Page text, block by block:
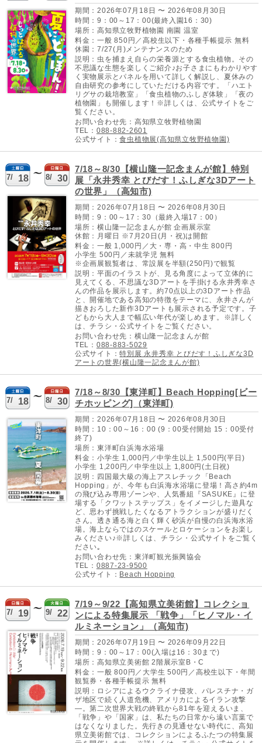
期間：2026年07月18日 〜 2026年08月30日
時間：9：00～17：00(最終入園16：30)
場所：高知県立牧野植物園 南園 温室
料金：一般 850円／高校生以下・各種手帳提示 無料
休園：7/27(月)メンテナンスのため
説明：虫を捕まえ自らの栄養源とする食虫植物。その
不思議な生態を楽しくご紹介♪お子さまにもわかりやす
く実物展示とパネルを用いて詳しく解説し、夏休みの
自由研究の参考にしていただける内容です。「ハエト
リグサの栽培教室」「食虫植物のふしぎ体験」「夜の
植物園」も開催します！※詳しくは、公式サイトをご
覧ください。
お問い合わせ先：高知県立牧野植物園
TEL： 088-882-2601
公式サイト：食虫植物展(高知県立牧野植物園)
7/ 18 8/ 30
7/18～8/30【横山隆一記念まんが館】特別
展「永井秀幸 とびだす！ふしぎな3Dアート
の世界」（高知市)
期間：2026年07月18日 〜 2026年08月30日
時間：9：00～17：30（最終入場17：00）
場所：横山隆一記念まんが館 企画展示室
休館：月曜日 ※7月20日(月・祝)は開館
料金：一般 1,000円／大・専・高・中生 800円
小学生 500円／未就学児 無料
※企画展観覧者は、常設展を半額(250円)で観覧
説明：平面のイラストが、見る角度によって立体的に
見えてくる、不思議な3Dアートを手掛ける永井秀幸さ
んの作品を展示します。約70点以上の3Dアート作品
と、開催地である高知の特徴をテーマに、永井さんが
描きおろした新作3Dアートも展示される予定です。子
どもから大人まで幅広い年代が楽しめます。※詳しく
は、チラシ・公式サイトをご覧ください。
お問い合わせ先：横山隆一記念まんが館
TEL： 088-883-5029
公式サイト：特別展 永井秀幸 とびだす！ふしぎな3D
アートの世界(横山隆一記念まんが館)
7/ 18 8/ 30
7/18～8/30【東洋町】Beach Hopping[ビー
チホッピング]（東洋町)
期間：2026年07月18日 〜 2026年08月30日
時間：10：00～16：00 (9：00受付開始 15：00受付
終了)
場所：東洋町白浜海水浴場
料金：小学生 1,000円／中学生以上 1,500円(平日)
小学生 1,200円／中学生以上 1,800円(土日祝)
説明：四国最大級の海上アスレチック「Beach
Hopping」が、今年も白浜海水浴場に登場！高さ約4m
の飛び込み専用ゾーンや、人気番組『SASUKE』に登
場する「クワットステップス」をイメージした遊具な
ど、思わず挑戦したくなるアトラクションが盛りだく
さん。透き通る海と白く輝く砂浜が自慢の白浜海水浴
場。海上ならではのスケールとロケーションをお楽し
みください♪※詳しくは、チラシ・公式サイトをご覧く
ださい｡
お問い合わせ先：東洋町観光振興協会
TEL： 0887-23-9500
公式サイト： Beach Hopping
7/ 19 9/ 22
7/19～9/22【高知県立美術館】コレクショ
ンによる特集展示 「戦争」「ヒノマル・イ
ルミネーション」（高知市)
期間：2026年07月19日 〜 2026年09月22日
時間：9：00～17：00(入場は16：30まで)
場所：高知県立美術館 2階展示室B・C
料金：一般 800円／大学生 500円／高校生以下・年間
観覧券・各種手帳提示 無料
説明：ロシアによるウクライナ侵攻、パレスチナ・ガ
ザ地区で続く人道危機、アメリカによるイラン攻撃
―。第二次世界大戦の終戦から81年を迎えるいま、
「戦争」や「国家」は、私たちの日常から遠い言葉で
はなくなりました。先行きの見通せない時代に、高知
県立美術館では、コレクションによるふたつの特集展